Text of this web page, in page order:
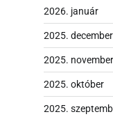
2026. január
2025. december
2025. november
2025. október
2025.